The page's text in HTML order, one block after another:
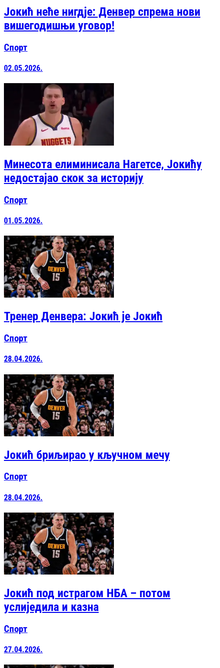
Јокић неће нигд‌је: Денвер спрема нови
вишегодишњи уговор!
Спорт
02.05.2026.
Минесота елиминисала Нагетсе, Јокићу
недостајао скок за историју
Спорт
01.05.2026.
Тренер Денвера: Јокић је Јокић
Спорт
28.04.2026.
Јокић бриљирао у кључном мечу
Спорт
28.04.2026.
Јокић под истрагом НБА – потом
услиједила и казна
Спорт
27.04.2026.